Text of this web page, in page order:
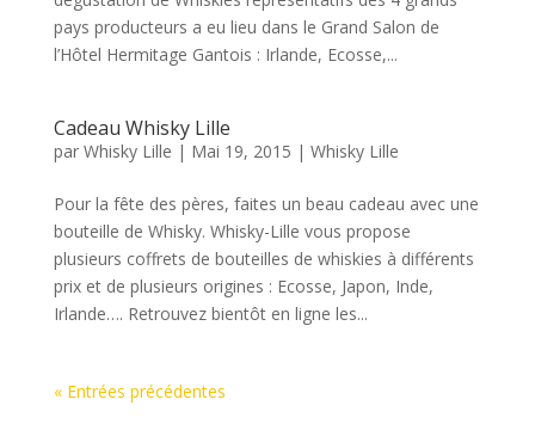
pays producteurs a eu lieu dans le Grand Salon de
l’Hôtel Hermitage Gantois : Irlande, Ecosse,...
Cadeau Whisky Lille
par Whisky Lille | Mai 19, 2015 | Whisky Lille
Pour la fête des pères, faites un beau cadeau avec une
bouteille de Whisky. Whisky-Lille vous propose
plusieurs coffrets de bouteilles de whiskies à différents
prix et de plusieurs origines : Ecosse, Japon, Inde,
Irlande…. Retrouvez bientôt en ligne les...
« Entrées précédentes